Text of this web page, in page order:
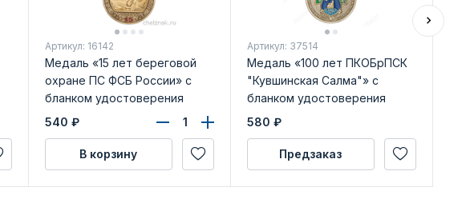
Артикул: 16142
Медаль «15 лет береговой
охране ПС ФСБ России» с
бланком удостоверения
540 ₽
В корзину
Артикул: 37514
Медаль «100 лет ПКОБрПСК
"Кувшинская Салма"» с
бланком удостоверения
580 ₽
Предзаказ